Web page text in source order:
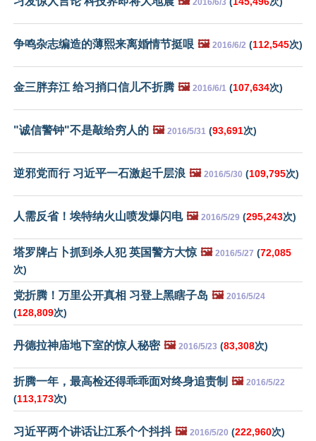
争鸣杂志编造的薄熙来离婚情节挺哏 🖼️ 2016/6/2 (112,545次)
金三胖弃江 给习捎口信儿不折腾 🖼️ 2016/6/1 (107,634次)
"诚信警钟"不是敲给穷人的 🖼️ 2016/5/31 (93,691次)
逆邪党而行 习近平一石激起千层浪 🖼️ 2016/5/30 (109,795次)
人需反省！埃特纳火山喷发爆闪电 🖼️ 2016/5/29 (295,243次)
塔罗牌占卜抓到杀人犯 英国警方大惊 🖼️ 2016/5/27 (72,085
次)
党折腾！万里公开真相 习登上黑瞎子岛 🖼️ 2016/5/24
(128,809次)
丹德拉神庙地下室的惊人秘密 🖼️ 2016/5/23 (83,308次)
折腾一年，最高检还得乖乖面对终身追责制 🖼️ 2016/5/22
(113,173次)
习近平两个讲话让江系个个抖抖 🖼️ 2016/5/20 (222,960次)